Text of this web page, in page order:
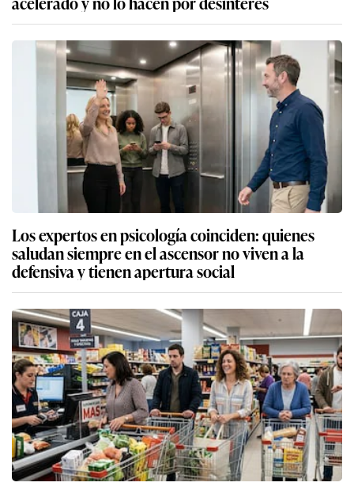
Los expertos en psicología coinciden: quienes
saludan siempre en el ascensor no viven a la
defensiva y tienen apertura social